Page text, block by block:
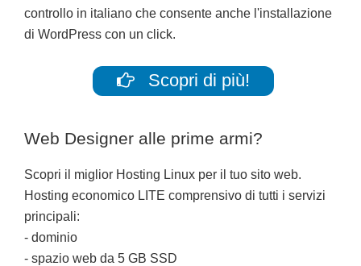
controllo in italiano che consente anche l'installazione
di WordPress con un click.
Scopri di più!
Web Designer alle prime armi?
Scopri il miglior Hosting Linux per il tuo sito web.
Hosting economico LITE comprensivo di tutti i servizi
principali:
- dominio
- spazio web da 5 GB SSD